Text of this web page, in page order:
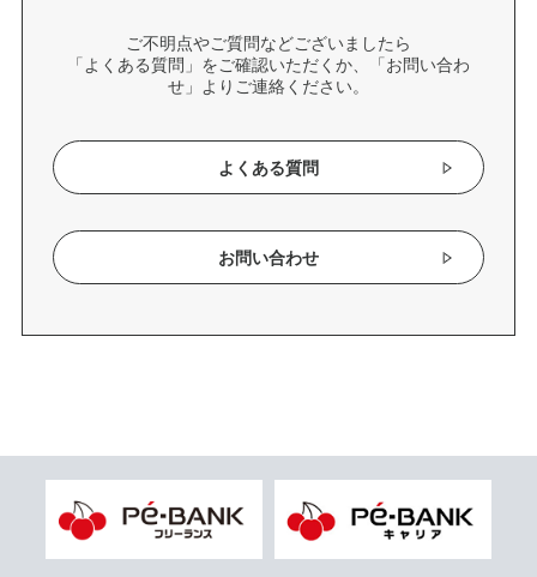
ご不明点やご質問などございましたら
「よくある質問」をご確認いただくか、「お問い合わ
せ」よりご連絡ください。
よくある質問
お問い合わせ